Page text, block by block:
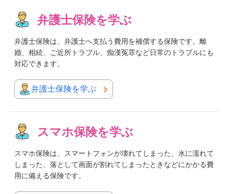
弁護士保険を学ぶ
弁護士保険は、弁護士へ支払う費用を補償する保険です。離
婚、相続、ご近所トラブル、痴漢冤罪など日常のトラブルにも
対応できます。
弁護士保険を学ぶ
スマホ保険を学ぶ
スマホ保険は、スマートフォンが壊れてしまった、水に濡れて
しまった、落として画面が割れてしまったときなどにかかる費
用に備える保険です。